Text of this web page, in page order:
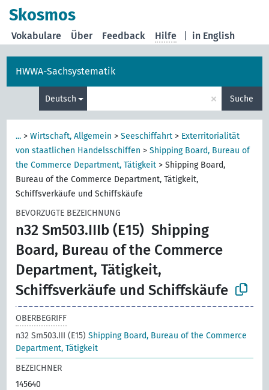
Skosmos
in English
Vokabulare Über Feedback Hilfe
HWWA-Sachsystematik
Deutsch × Suche
... >Wirtschaft, Allgemein >Seeschiffahrt > Exterritorialität
von staatlichen Handelsschiffen >Shipping Board, Bureau of
the Commerce Department, Tätigkeit >Shipping Board,
Bureau of the Commerce Department, Tätigkeit,
Schiffsverkäufe und Schiffskäufe
BEVORZUGTE BEZEICHNUNG
n32 Sm503.IIIb (E15) Shipping
Board, Bureau of the Commerce
Department, Tätigkeit,
Schiffsverkäufe und Schiffskäufe
OBERBEGRIFF
n32 Sm503.III (E15)Shipping Board, Bureau of the Commerce
Department, Tätigkeit
BEZEICHNER
145640